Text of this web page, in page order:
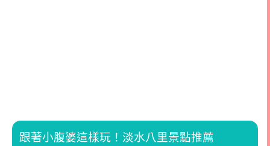
跟著小腹婆這樣玩！淡水八里景點推薦